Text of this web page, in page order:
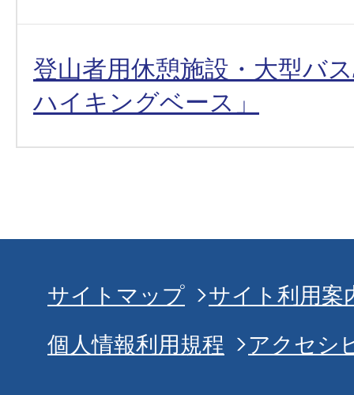
登山者用休憩施設・大型バ
ハイキングベース」
サイトマップ
サイト利用案
個人情報利用規程
アクセシ